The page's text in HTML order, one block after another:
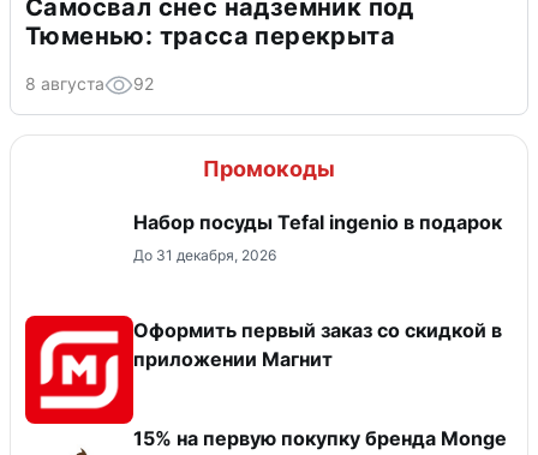
Самосвал снес надземник под
Тюменью: трасса перекрыта
8 августа 92
Промокоды
Набор посуды Tefal ingenio в подарок
До 31 декабря, 2026
Оформить первый заказ со скидкой в
приложении Магнит
15% на первую покупку бренда Monge